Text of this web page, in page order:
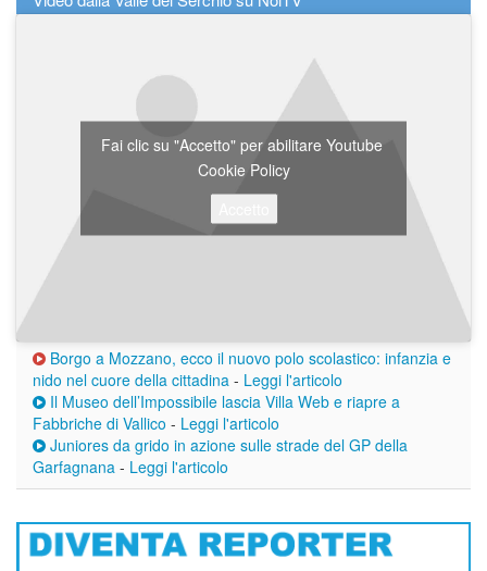
Fai clic su "Accetto" per abilitare Youtube
Cookie Policy
Borgo a Mozzano, ecco il nuovo polo scolastico: infanzia e
nido nel cuore della cittadina - Leggi l'articolo
Il Museo dell’Impossibile lascia Villa Web e riapre a
Fabbriche di Vallico - Leggi l'articolo
Juniores da grido in azione sulle strade del GP della
Garfagnana - Leggi l'articolo